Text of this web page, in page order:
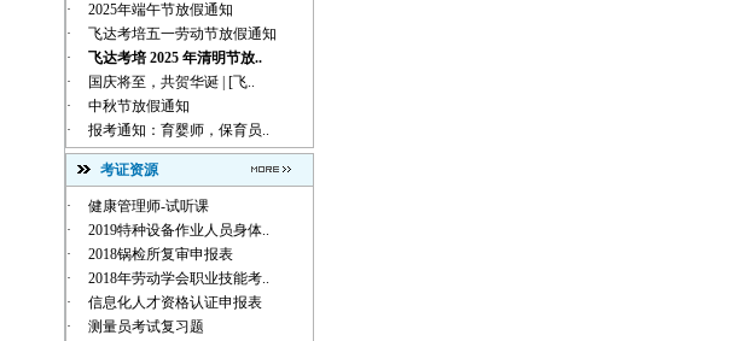
·
2025年端午节放假通知
·
飞达考培五一劳动节放假通知
·
飞达考培 2025 年清明节放..
·
国庆将至，共贺华诞 | [飞..
·
中秋节放假通知
·
报考通知：育婴师，保育员..
考证资源
·
健康管理师-试听课
·
2019特种设备作业人员身体..
·
2018锅检所复审申报表
·
2018年劳动学会职业技能考..
·
信息化人才资格认证申报表
·
测量员考试复习题